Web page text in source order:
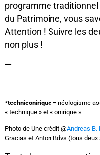
programme
du Patrimoine, vous
Attention ! Suivre les
non plus !
—
*techniconirique = néologisme
« technique » et « onirique »
Photo de Une crédit @Andreas B.
Gracias et Anton Bdvs (tous